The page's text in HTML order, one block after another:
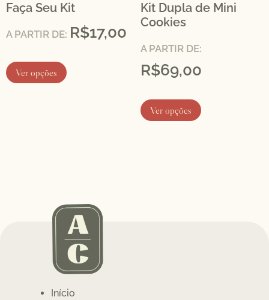
Faça Seu Kit
A PARTIR DE: R$17,00
Ver opções
Kit Dupla de Mini
Cookies
A PARTIR DE:
R$69,00
Ver opções
Início